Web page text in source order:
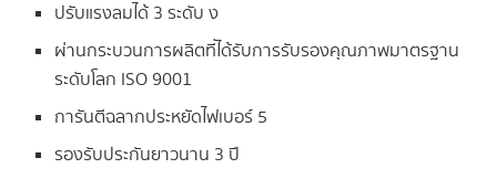
ปรับแรงลมได้ 3 ระดับ ง
ผ่านกระบวนการผลิตที่ได้รับการรับรองคุณภาพมาตรฐาน
ระดับโลก ISO 9001
การันตีฉลากประหยัดไฟเบอร์ 5
รองรับประกันยาวนาน 3 ปี